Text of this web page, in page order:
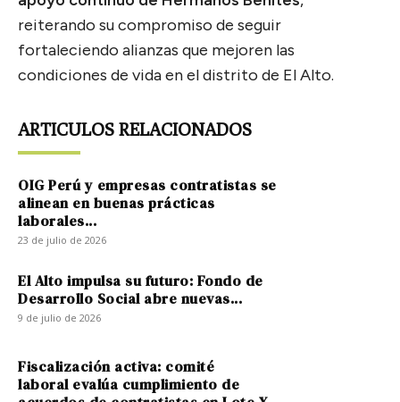
reiterando su compromiso de seguir
fortaleciendo alianzas que mejoren las
condiciones de vida en el distrito de El Alto.
ARTICULOS RELACIONADOS
OIG Perú y empresas contratistas se
alinean en buenas prácticas
laborales...
23 de julio de 2026
El Alto impulsa su futuro: Fondo de
Desarrollo Social abre nuevas...
9 de julio de 2026
Fiscalización activa: comité
laboral evalúa cumplimiento de